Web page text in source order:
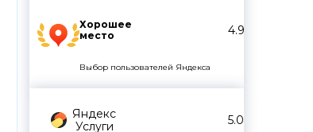
Хорошее
место
4.9
Выбор пользователей Яндекса
Яндекс
Услуги
5.0